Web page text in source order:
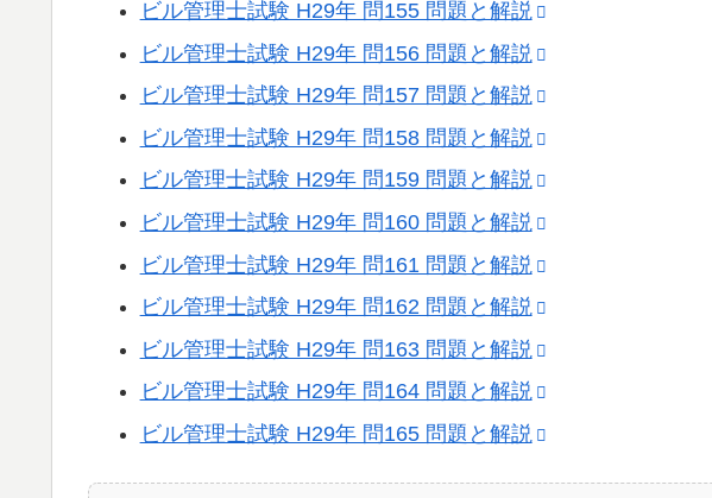
ビル管理士試験 H29年 問155 問題と解説
ビル管理士試験 H29年 問156 問題と解説
ビル管理士試験 H29年 問157 問題と解説
ビル管理士試験 H29年 問158 問題と解説
ビル管理士試験 H29年 問159 問題と解説
ビル管理士試験 H29年 問160 問題と解説
ビル管理士試験 H29年 問161 問題と解説
ビル管理士試験 H29年 問162 問題と解説
ビル管理士試験 H29年 問163 問題と解説
ビル管理士試験 H29年 問164 問題と解説
ビル管理士試験 H29年 問165 問題と解説